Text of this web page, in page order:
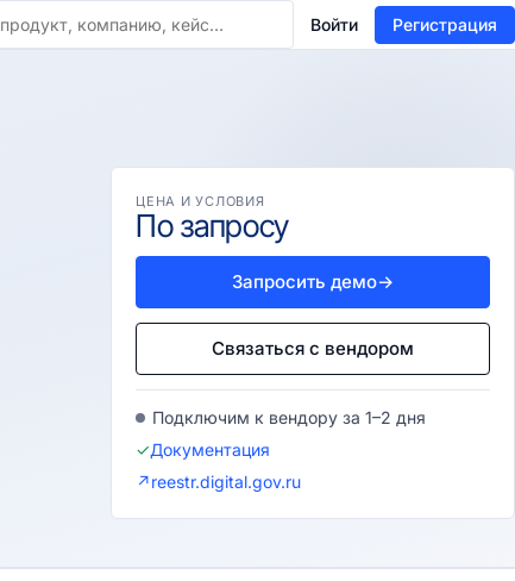
Войти Регистрация
ЦЕНА И УСЛОВИЯ
По запросу
Запросить демо→
Связаться с вендором
Подключим к вендору за 1–2 дня
✓Документация
↗reestr.digital.gov.ru